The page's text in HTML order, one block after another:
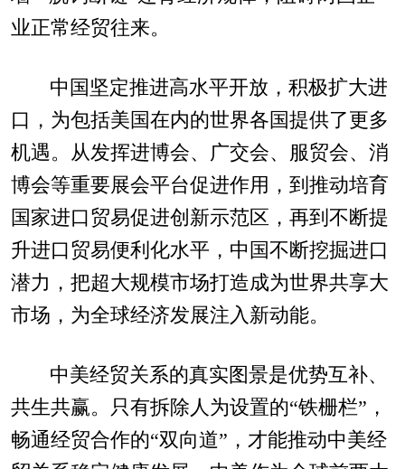
业正常经贸往来。
中国坚定推进高水平开放，积极扩大进
口，为包括美国在内的世界各国提供了更多
机遇。从发挥进博会、广交会、服贸会、消
博会等重要展会平台促进作用，到推动培育
国家进口贸易促进创新示范区，再到不断提
升进口贸易便利化水平，中国不断挖掘进口
潜力，把超大规模市场打造成为世界共享大
市场，为全球经济发展注入新动能。
中美经贸关系的真实图景是优势互补、
共生共赢。只有拆除人为设置的“铁栅栏”，
畅通经贸合作的“双向道”，才能推动中美经